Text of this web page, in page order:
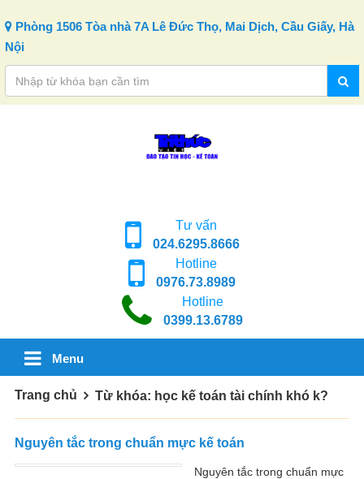
Phòng 1506 Tòa nhà 7A Lê Đức Thọ, Mai Dịch, Cầu Giấy, Hà
Nội
Tư vấn
024.6295.8666
Hotline
0976.73.8989
Hotline
0399.13.6789
Menu
Trang chủ Từ khóa: học kế toán tài chính khó k?
Nguyên tắc trong chuẩn mực kế toán
Nguyên tắc trong chuẩn mực